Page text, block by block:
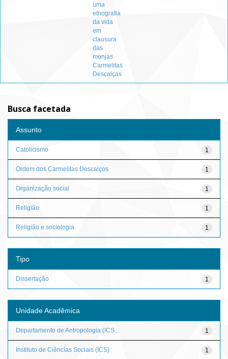
uma
etnografia
da vida
em
clausura
das
monjas
Carmelitas
Descalças
Busca facetada
Assunto
1
Catolicismo
1
Ordem dos Carmelitas Descalços
1
Organização social
1
Religião
1
Religião e sociologia
Tipo
1
Dissertação
Unidade Acadêmica
1
Departamento de Antropologia (ICS...
1
Instituto de Ciências Sociais (ICS)